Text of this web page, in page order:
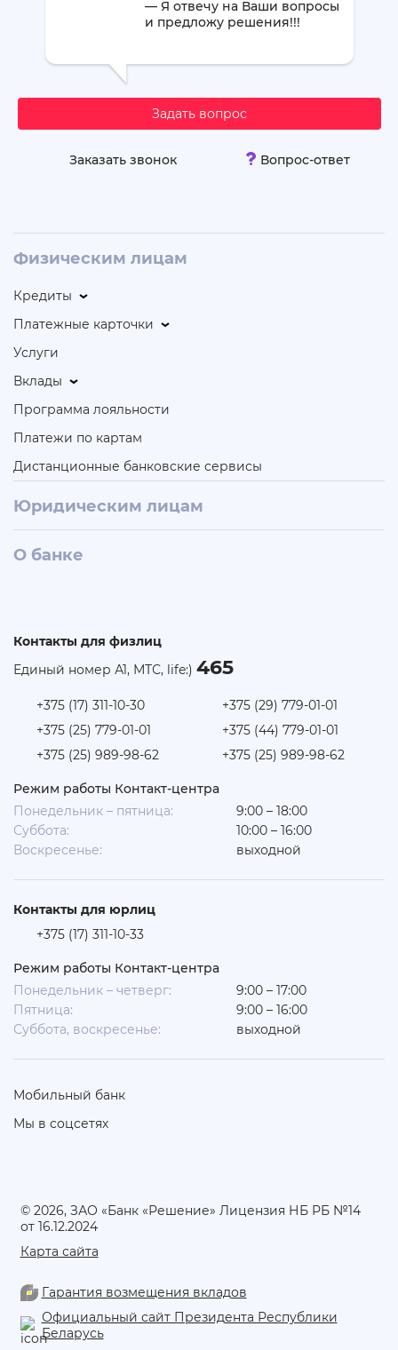
— Я отвечу на Ваши вопросы
и предложу решения!!!
Задать вопрос
Заказать звонок Вопрос-ответ
Физическим лицам
Кредиты
Платежные карточки
Услуги
Вклады
Программа лояльности
Платежи по картам
Дистанционные банковские сервисы
Юридическим лицам
О банке
Контакты для физлиц
Единый номер А1, МТС, life:) 465
+375 (17) 311-10-30
+375 (29) 779-01-01
+375 (25) 779-01-01
+375 (44) 779-01-01
+375 (25) 989-98-62
+375 (25) 989-98-62
Режим работы Контакт-центра
Понедельник – пятница:
9:00 – 18:00
Суббота:
10:00 – 16:00
Воскресенье:
выходной
Контакты для юрлиц
+375 (17) 311-10-33
Режим работы Контакт-центра
Понедельник – четверг:
9:00 – 17:00
Пятница:
9:00 – 16:00
Суббота, воскресенье:
выходной
Мобильный банк
Мы в соцсетях
© 2026, ЗАО «Банк «Решение» Лицензия НБ РБ №14
от 16.12.2024
Карта сайта
Гарантия возмещения вкладов
Официальный сайт Президента Республики
Беларусь